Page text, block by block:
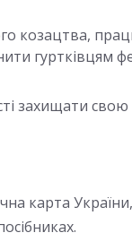
козацтва,
гуртківцям
захищати
карта